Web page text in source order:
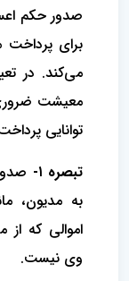
صدور حکم
برای
می‌کند. در
معیشت
توانایی
تبصره ۱-
به مدیون،
اموالی که
وی نیست.